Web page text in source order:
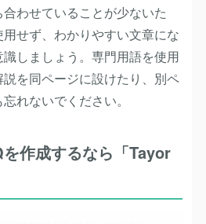
わせていることが少ないた
せず、わかりやすい文章にな
しましょう。専門用語を使用
を同ページに設けたり、別ペ
れないでください。
作成するなら「Tayor